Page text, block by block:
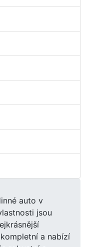
auto v
jsou
a nabízí